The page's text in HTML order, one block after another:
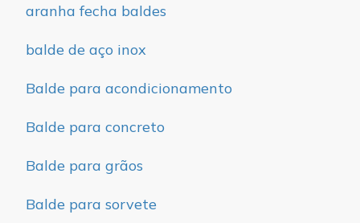
aranha fecha baldes
balde de aço inox
Balde para acondicionamento
Balde para concreto
Balde para grãos
Balde para sorvete